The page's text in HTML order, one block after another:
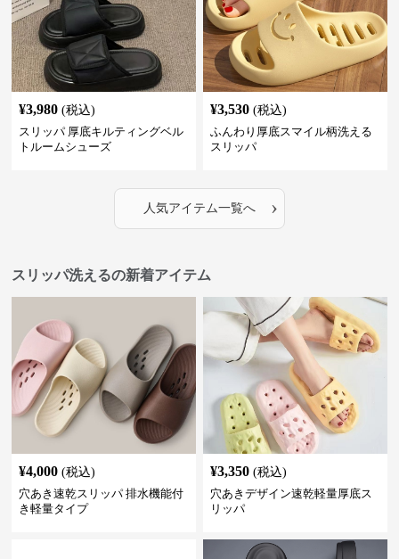
¥3,980 (税込)
スリッパ 厚底キルティングベル
トルームシューズ
¥3,530 (税込)
ふんわり厚底スマイル柄洗える
スリッパ
人気アイテム一覧へ ›
スリッパ洗えるの新着アイテム
¥4,000 (税込)
穴あき速乾スリッパ 排水機能付
き軽量タイプ
¥3,350 (税込)
穴あきデザイン速乾軽量厚底ス
リッパ